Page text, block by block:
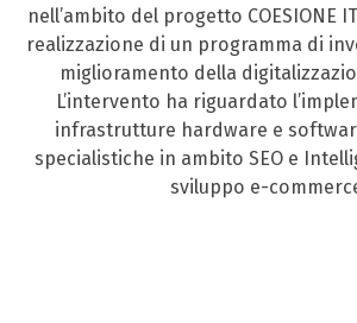
nell’ambito del progetto COESIONE
realizzazione di un programma di
miglioramento della
L’intervento ha riguardato
infrastrutture hardware e
specialistiche in ambito SEO e
sviluppo e-